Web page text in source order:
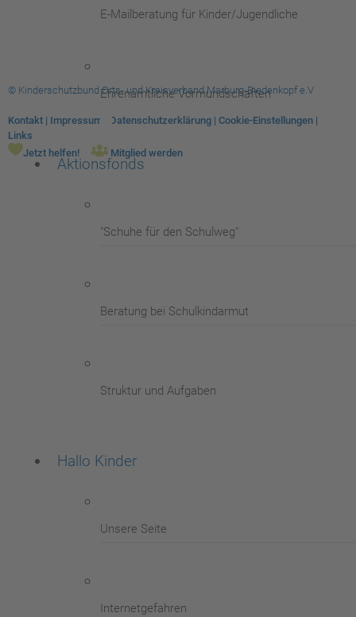
E-Mailberatung für Kinder/Jugendliche
Ehrenamtliche Vormundschaften
Aktionsfonds
"Schuhe für den Schulweg"
Beratung bei Schulkindarmut
Struktur und Aufgaben
Hallo Kinder
Unsere Seite
Internetgefahren
© Kinderschutzbund Orts- und Kreisverband Marburg-Biedenkopf e.V
Kontakt | Impressum Datenschutzerklärung | Cookie-Einstellungen |
Links
Jetzt helfen!
Mitglied werden